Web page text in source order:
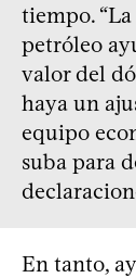
tiempo.
petróleo
valor del
haya un
equipo
suba para
En tanto,